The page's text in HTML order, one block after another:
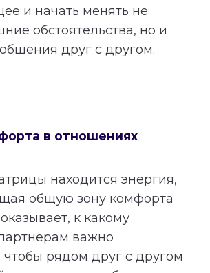
и начать менять не
обстоятельства, но и
друг с другом.
в отношениях
находится энергия,
общую зону комфорта
к какому
важно
чтобы рядом друг с другом